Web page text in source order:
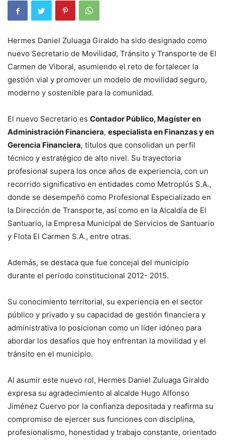
Hermes Daniel Zuluaga Giraldo ha sido designado como
nuevo Secretario de Movilidad, Tránsito y Transporte de El
Carmen de Viboral, asumiendo el reto de fortalecer la
gestión vial y promover un modelo de movilidad seguro,
moderno y sostenible para la comunidad.
El nuevo Secretario es Contador Público, Magíster en
Administración Financiera, especialista en Finanzas y en
Gerencia Financiera, títulos que consolidan un perfil
técnico y estratégico de alto nivel. Su trayectoria
profesional supera los once años de experiencia, con un
recorrido significativo en entidades como Metroplús S.A.,
donde se desempeñó como Profesional Especializado en
la Dirección de Transporte, así como en la Alcaldía de El
Santuario, la Empresa Municipal de Servicios de Santuario
y Flota El Carmen S.A., entre otras.
Además, se destaca que fue concejal del municipio
durante el periodo constitucional 2012- 2015.
Su conocimiento territorial, su experiencia en el sector
público y privado y su capacidad de gestión financiera y
administrativa lo posicionan como un líder idóneo para
abordar los desafíos que hoy enfrentan la movilidad y el
tránsito en el municipio.
Al asumir este nuevo rol, Hermes Daniel Zuluaga Giraldo
expresa su agradecimiento al alcalde Hugo Alfonso
Jiménez Cuervo por la confianza depositada y reafirma su
compromiso de ejercer sus funciones con disciplina,
profesionalismo, honestidad y trabajo constante, orientado